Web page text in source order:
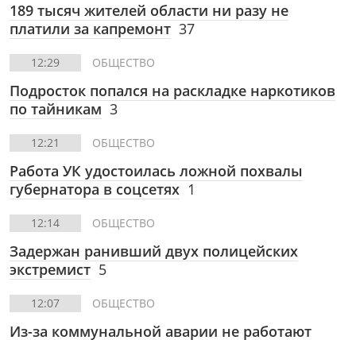
189 тысяч жителей области ни разу не
платили за капремонт 37
12:29 ОБЩЕСТВО
Подросток попался на раскладке наркотиков
по тайникам 3
12:21 ОБЩЕСТВО
Работа УК удостоилась ложной похвалы
губернатора в соцсетях 1
12:14 ОБЩЕСТВО
Задержан ранивший двух полицейских
экстремист 5
12:07 ОБЩЕСТВО
Из-за коммунальной аварии не работают